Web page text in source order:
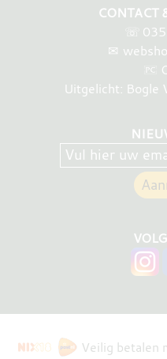
CONTACT
☏
✉
Uitgelicht: Bogle
Veilig betalen